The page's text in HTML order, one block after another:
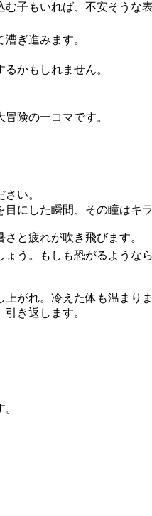
子もいれば、不安そうな
ぎ進みます。
かもしれません。
険の一コマです。
い。
にした瞬間、その瞳はキ
と疲れが吹き飛びます。
う。もしも恐がるよう
がれ。冷えた体も温まりま
き返します。